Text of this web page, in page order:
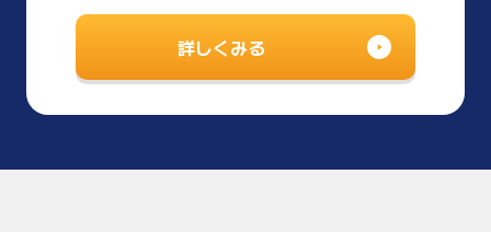
詳しくみる